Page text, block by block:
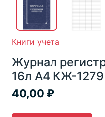
Книги учета
Журнал
16л А4 КЖ-
40,00